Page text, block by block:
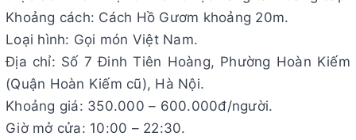
Khoảng cách: Cách Hồ Gươm khoảng 20m.
Loại hình: Gọi món Việt Nam.
Địa chỉ: Số 7 Đinh Tiên Hoàng, Phường Hoàn Kiếm
(Quận Hoàn Kiếm cũ), Hà Nội.
Khoảng giá: 350.000 – 600.000đ/người.
Giờ mở cửa: 10:00 – 22:30.